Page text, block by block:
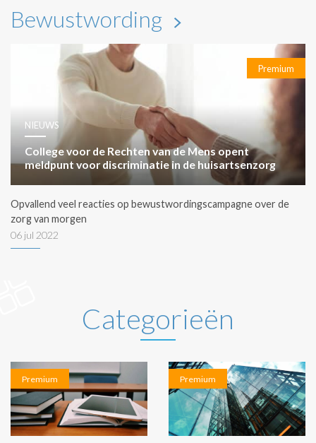
Bewustwording
Premium
NIEUWS
College voor de Rechten van de Mens opent
meldpunt voor discriminatie in de huisartsenzorg
Opvallend veel reacties op bewustwordingscampagne over de
zorg van morgen
06 jul 2022
Categorieën
Premium Premium